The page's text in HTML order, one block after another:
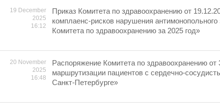
19 December
2025
16:12
Приказ Комитета по здравоохранению от
комплаенс-рисков нарушения антимонопольного
Комитета по здравоохранению за 2025 год»
20 November
2025
16:48
Распоряжение Комитета по здравоохранению
маршрутизации пациентов с сердечно-
Санкт-Петербурге»